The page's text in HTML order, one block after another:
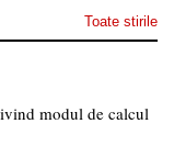
Toate stirile
modul de calcul